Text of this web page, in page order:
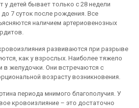
у детей бывает только с 28 недели
7 суток после рождения. Все
наличием артериовенозных
развиваются при разрыве
как у взрослых. Наиболее тяжело
в желудочки. Они встречаются с
возрасту возникновения.
периода мнимого благополучия. У
кровоизлияние – это достаточно